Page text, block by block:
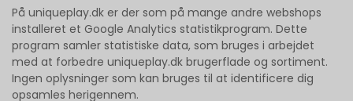
På uniqueplay.dk er der som på mange andre webshops
installeret et Google Analytics statistikprogram. Dette
program samler statistiske data, som bruges i arbejdet
med at forbedre uniqueplay.dk brugerflade og sortiment.
Ingen oplysninger som kan bruges til at identificere dig
opsamles herigennem.